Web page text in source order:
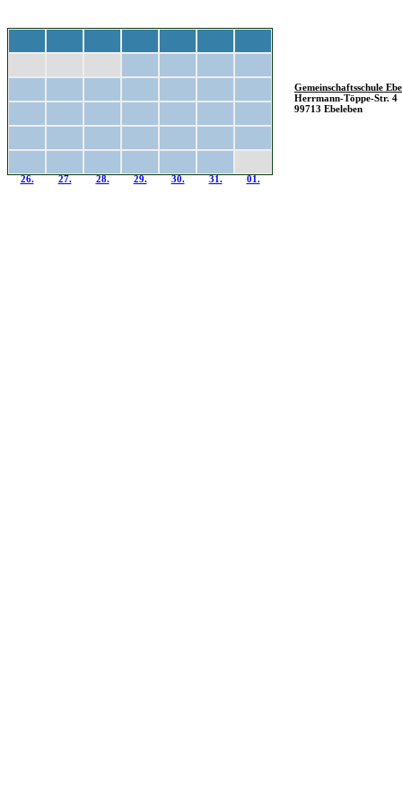
Do Fr Sa So
28. 29. 30. 01. 02. 03. 04.
05. 06. 07. 08. 09. 10. 11.
12. 13. 14. 15. 16. 17. 18.
19. 20. 21. 22. 23. 24.
26. 27. 28. 29. 30. 31. 01.
Gemeinschaftsschule
Herrmann-Töppe-Str. 4
99713 Ebeleben